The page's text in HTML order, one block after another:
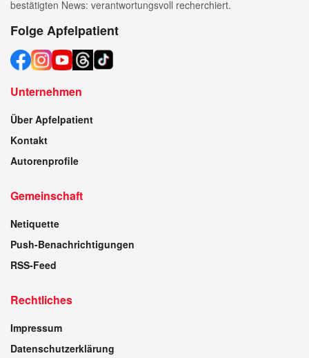
bestätigten News: verantwortungsvoll recherchiert.
Folge Apfelpatient
Unternehmen
Über Apfelpatient
Kontakt
Autorenprofile
Gemeinschaft
Netiquette
Push-Benachrichtigungen
RSS-Feed
Rechtliches
Impressum
Datenschutzerklärung